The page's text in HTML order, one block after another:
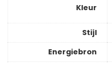
Kleur
Stijl
Energiebron